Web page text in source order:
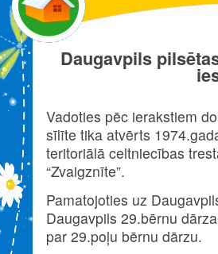
Daugavpils
Vadoties pēc ierakstiem
sīlīte tika atvērts
teritoriālā celtniecības
“Zvaigznīte”.
Pamatojoties uz
Daugavpils 29.bērnu
par 29.poļu bērnu dārzu.